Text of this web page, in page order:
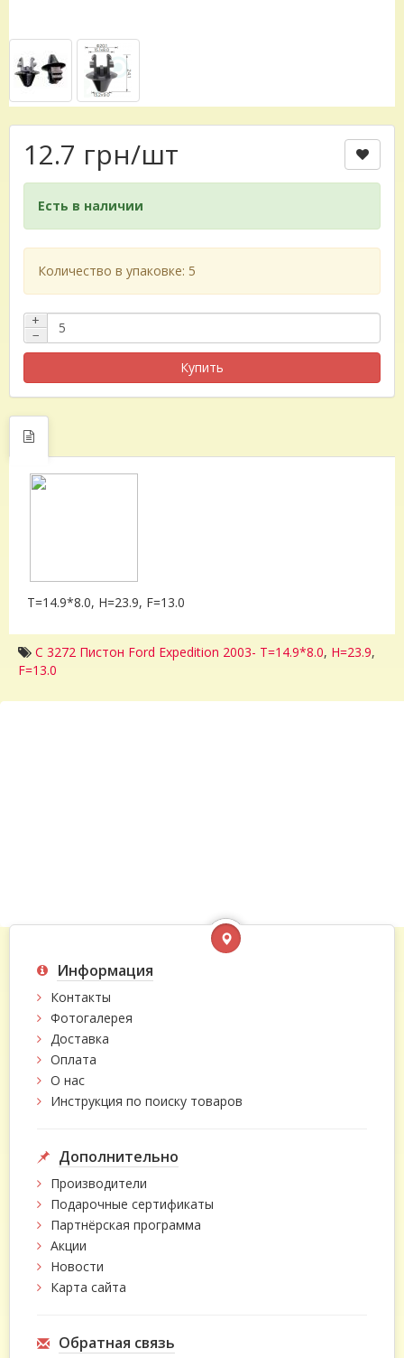
12.7 грн/шт
Есть в наличии
Количество в упаковке: 5
+
−
Купить
T=14.9*8.0, H=23.9, F=13.0
C 3272 Пистон Ford Expedition 2003- T=14.9*8.0, H=23.9,
F=13.0
Информация
Контакты
Фотогалерея
Доставка
Оплата
О нас
Инструкция по поиску товаров
Дополнительно
Производители
Подарочные сертификаты
Партнёрская программа
Акции
Новости
Карта сайта
Обратная связь